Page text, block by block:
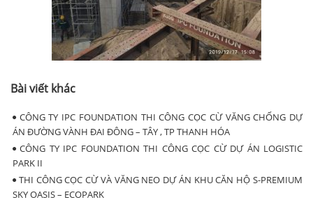
Bài viết khác
CÔNG TY IPC FOUNDATION THI CÔNG CỌC CỪ VĂNG CHỐNG DỰ
ÁN ĐƯỜNG VÀNH ĐAI ĐÔNG – TÂY , TP THANH HÓA
CÔNG TY IPC FOUNDATION THI CÔNG CỌC CỪ DỰ ÁN LOGISTIC
PARK II
THI CÔNG CỌC CỪ VÀ VĂNG NEO DỰ ÁN KHU CĂN HỘ S-PREMIUM
SKY OASIS – ECOPARK